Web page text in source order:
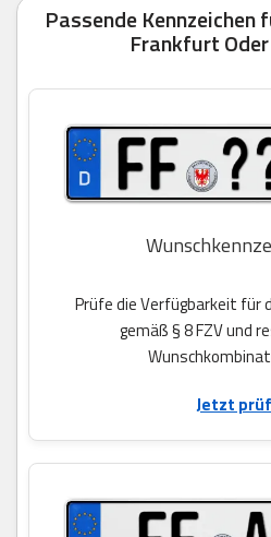
Passende Kennzeichen
Frankfurt
Prüfe die Verfügbarkeit für
gemäß § 8 FZV und
Jetzt